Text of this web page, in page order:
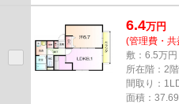
6.4万円
(管理費・
敷：6.5万
所在階：2階
間取り：
面積：